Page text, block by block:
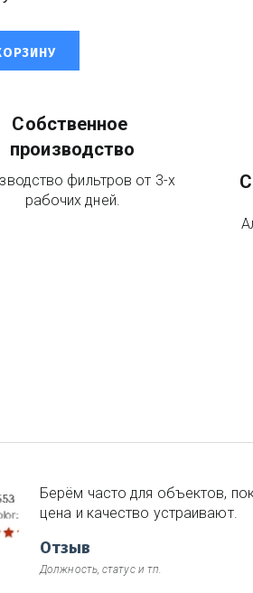
Собственное
производство
фильтров от 3-х
рабочих дней.
Отзыв
Должность, статус и тп.
Берём часто для объектов,
цена и качество устраивают.